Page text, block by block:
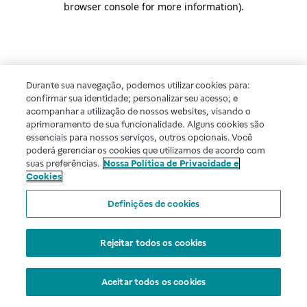
browser console for more information).
Durante sua navegação, podemos utilizar cookies para:
confirmar sua identidade; personalizar seu acesso; e
acompanhar a utilização de nossos websites, visando o
aprimoramento de sua funcionalidade. Alguns cookies são
essenciais para nossos serviços, outros opcionais. Você
poderá gerenciar os cookies que utilizamos de acordo com
suas preferências. Nossa Política de Privacidade e
Cookies
Definições de cookies
Rejeitar todos os cookies
Aceitar todos os cookies